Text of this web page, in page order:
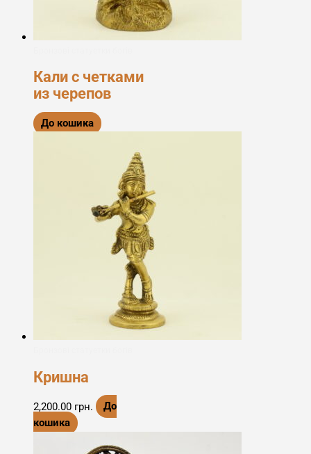
Кали с четками
из черепов
До кошика
Кришна
2,200.00 грн.
До
кошика